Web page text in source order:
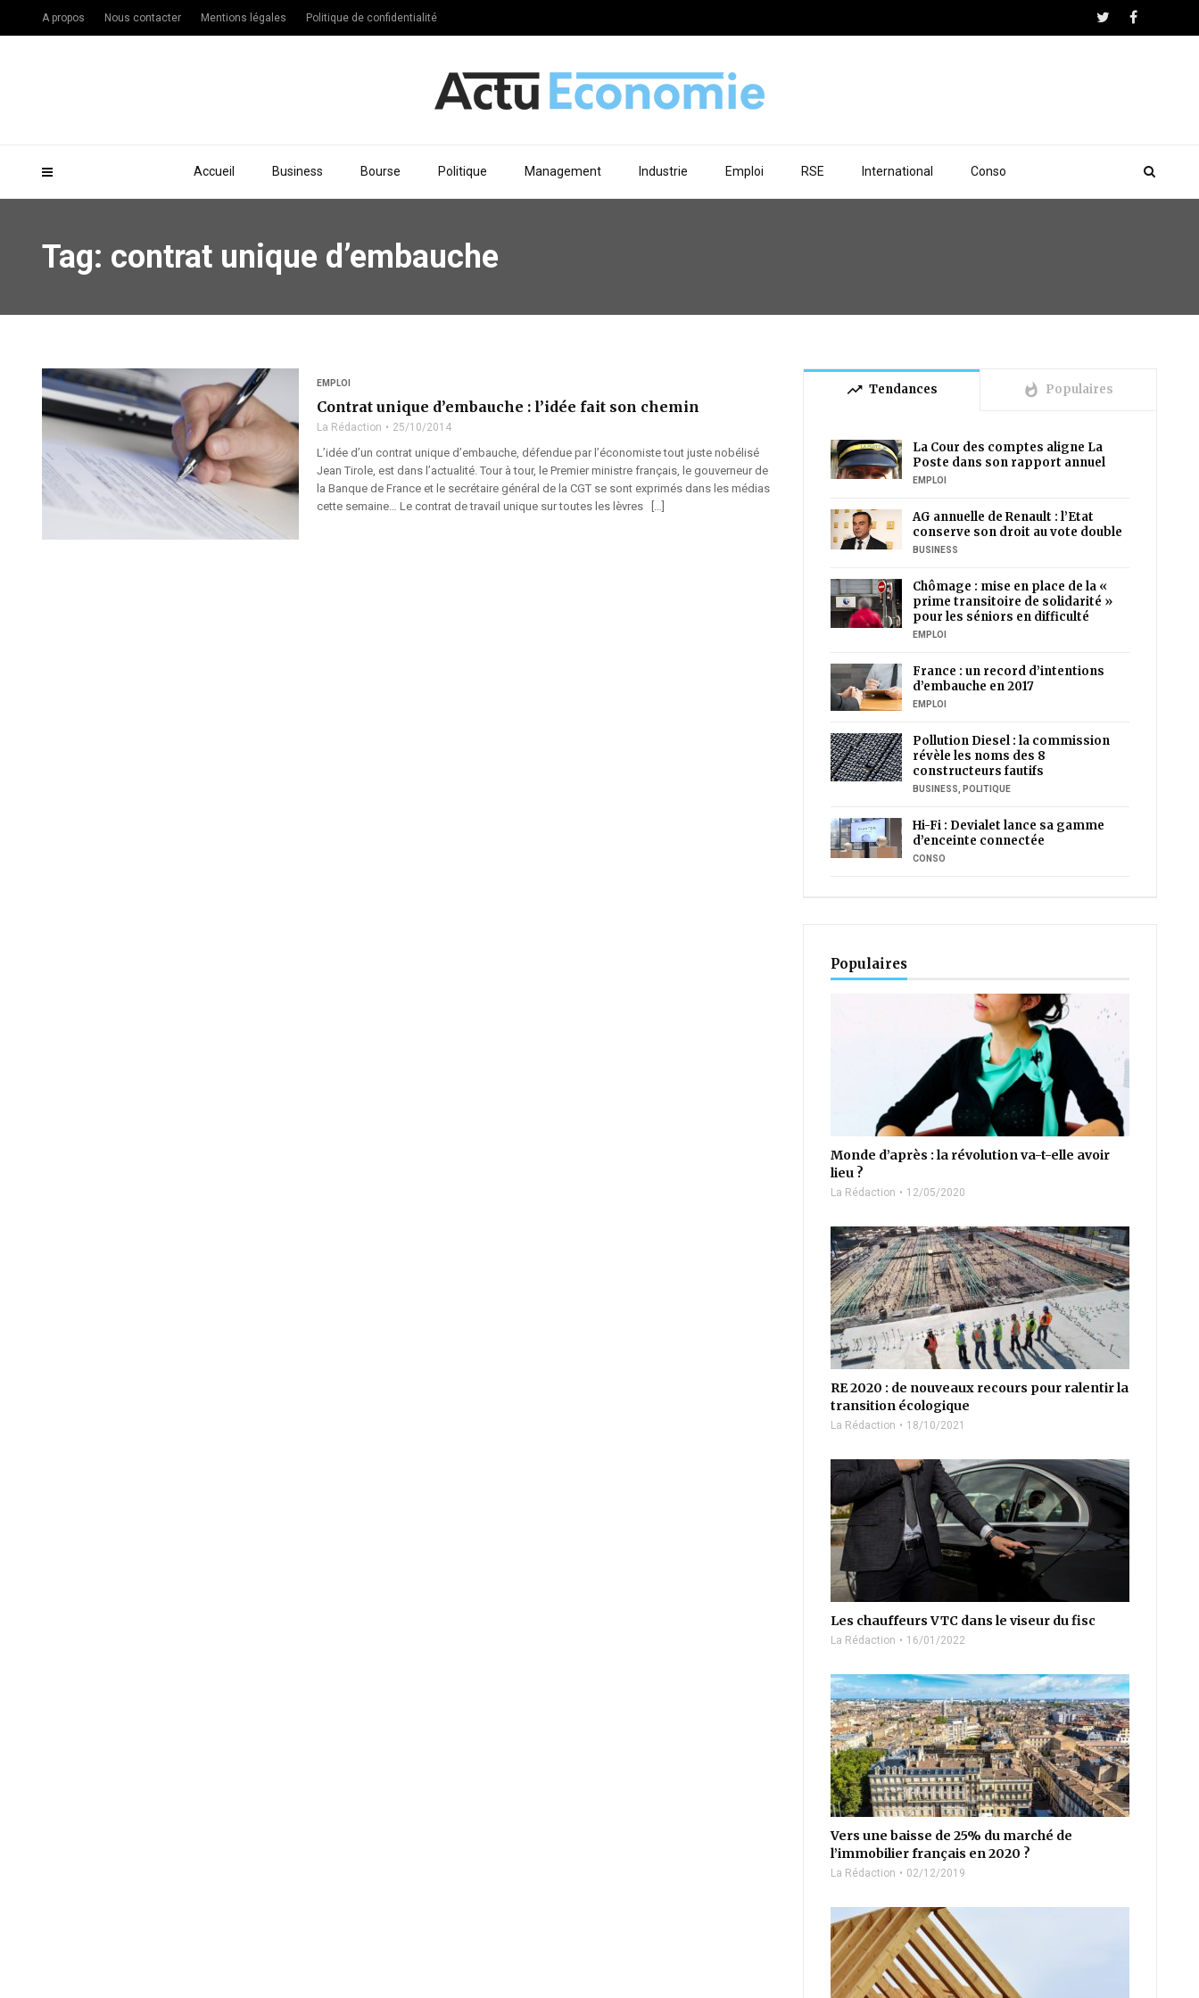
Accueil Business Bourse Politique Management Industrie Emploi RSE International Conso
A propos Nous contacter Mentions légales Politique de confidentialité
Tag: contrat unique d’embauche
EMPLOI
Contrat unique d’embauche : l’idée fait son chemin
La Rédaction 25/10/2014
L’idée d’un contrat unique d’embauche, défendue par l’économiste tout juste nobélisé
Jean Tirole, est dans l’actualité. Tour à tour, le Premier ministre français, le gouverneur de
la Banque de France et le secrétaire général de la CGT se sont exprimés dans les médias
cette semaine… Le contrat de travail unique sur toutes les lèvres […]
trending_up Tendances whatshot Populaires
La Cour des comptes aligne La
Poste dans son rapport annuel
EMPLOI
AG annuelle de Renault : l’Etat
conserve son droit au vote double
BUSINESS
Chômage : mise en place de la «
prime transitoire de solidarité »
pour les séniors en difficulté
EMPLOI
France : un record d’intentions
d’embauche en 2017
EMPLOI
Pollution Diesel : la commission
révèle les noms des 8
constructeurs fautifs
BUSINESS, POLITIQUE
Hi-Fi : Devialet lance sa gamme
d’enceinte connectée
CONSO
Populaires
Monde d’après : la révolution va-t-elle avoir
lieu ?
La Rédaction 12/05/2020
RE 2020 : de nouveaux recours pour ralentir la
transition écologique
La Rédaction 18/10/2021
Les chauffeurs VTC dans le viseur du fisc
La Rédaction 16/01/2022
Vers une baisse de 25% du marché de
l’immobilier français en 2020 ?
La Rédaction 02/12/2019